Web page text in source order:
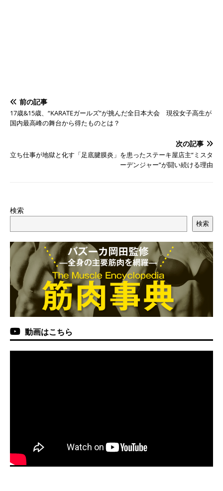
前の記事
17歳&15歳、“KARATEガールズ”が挑んだ全日本大会 現役女子高生が
国内最高峰の舞台から得たものとは？
次の記事
立ち仕事が地獄と化す「足底腱膜炎」を患ったステーキ屋店主“ミスタ
ーデンジャー”が闘い続ける理由
検索
検索
動画はこちら